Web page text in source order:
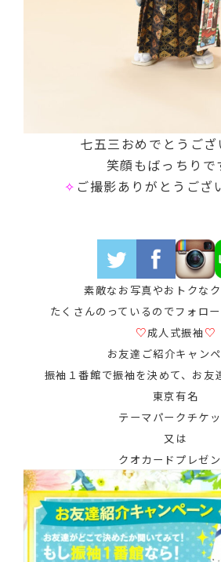
七五三おめでとうござ
笑顔もばっちりで
✧ ご撮影ありがとうござ
素敵なお写真やおトクな
たくさんのっているのでフォロ
♡成人式振袖 ♡
お友達ご紹介キャン
振袖１番館で振袖を決めて、お友
東京有名
テーマパークチケ
又は
クオカードプレゼ